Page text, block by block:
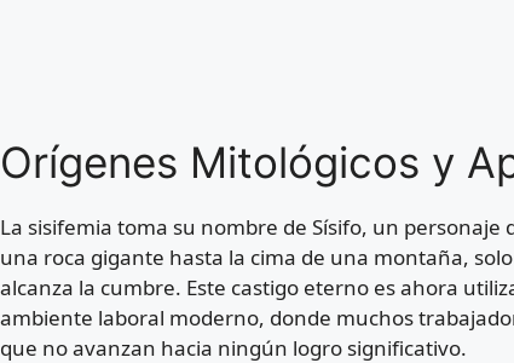
Orígenes Mitológicos y
La sisifemia toma su nombre de Sísifo, un
una roca gigante hasta la cima de una montaña,
alcanza la cumbre. Este castigo eterno es ahora
ambiente laboral moderno, donde muchos
que no avanzan hacia ningún logro significativo.